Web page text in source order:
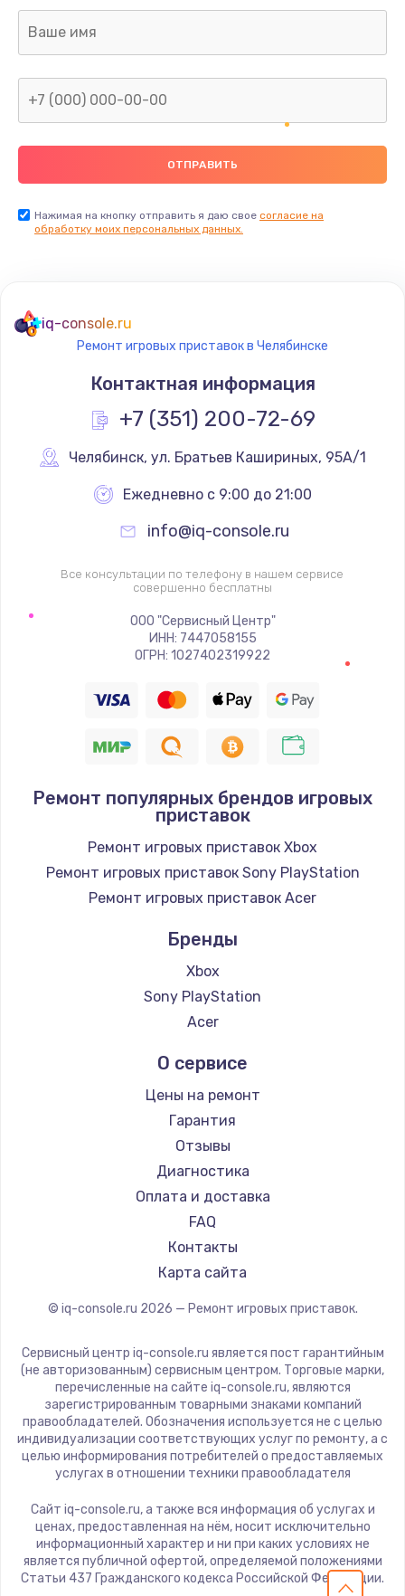
Заказать
Ремонт капиллярной трубки
400 руб.
Заказать
Замена термостата
1200 руб.
Заказать
Замена реле
700 руб.
Заказать
Замена ТЭНа
Заказать
Замена шнура
Заказать
Замена / ремонт электронного модуля
управления
600 руб.
Заказать
Замена конфорки
1100 руб.
Заказать
Замена платы сенсора
900 руб.
Заказать
Замена регулятора режимов конфорки
900 руб.
Заказать
Замена сенсорного датчика
1300 руб.
Замена сигнальной лампы
1200 руб.
Заказать
Замена системной платы
Заказать
Замена температурного датчика
Нажимая на кнопку отправить я даю свое согласие на
обработку моих персональных данных.
iq-console.ru
Ремонт игровых приставок в Челябинске
Контактная информация
+7 (351) 200-72-69
Челябинск, ул. Братьев Кашириных, 95А/1
Ежедневно с 9:00 до 21:00
info@iq-console.ru
Все консультации по телефону в нашем сервисе
совершенно бесплатны
ООО "Сервисный Центр"
ИНН: 7447058155
ОГРН: 1027402319922
Ремонт популярных брендов игровых
приставок
Ремонт игровых приставок Xbox
Ремонт игровых приставок Sony PlayStation
Ремонт игровых приставок Acer
Бренды
Xbox
Sony PlayStation
Acer
О сервисе
Цены на ремонт
Гарантия
Отзывы
Диагностика
Оплата и доставка
FAQ
Контакты
Карта сайта
© iq-console.ru 2026 — Ремонт игровых приставок.
Сервисный центр iq-console.ru является пост гарантийным
(не авторизованным) сервисным центром. Торговые марки,
перечисленные на сайте iq-console.ru, являются
зарегистрированным товарными знаками компаний
правообладателей. Обозначения используется не с целью
индивидуализации соответствующих услуг по ремонту, а с
целью информирования потребителей о предоставляемых
услугах в отношении техники правообладателя
Сайт iq-console.ru, а также вся информация об услугах и
ценах, предоставленная на нём, носит исключительно
информационный характер и ни при каких условиях не
является публичной офертой, определяемой положениями
Статьи 437 Гражданского кодекса Российской Федерации.